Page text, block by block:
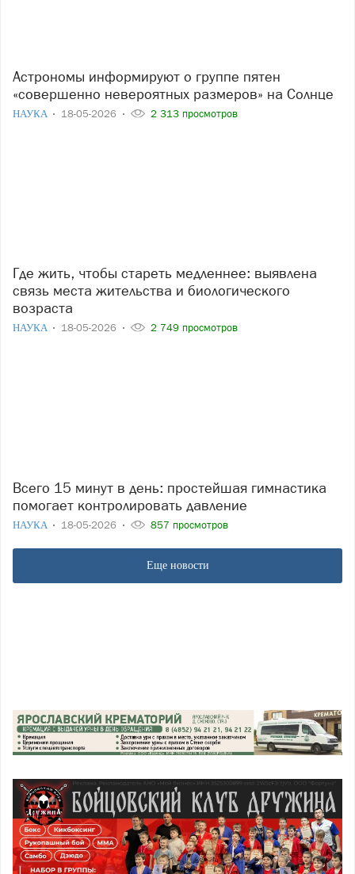
Астрономы информируют о группе пятен
«совершенно невероятных размеров» на Солнце
НАУКА 18-05-2026 2 313 просмотров
Где жить, чтобы стареть медленнее: выявлена
связь места жительства и биологического
возраста
НАУКА 18-05-2026 2 749 просмотров
Всего 15 минут в день: простейшая гимнастика
помогает контролировать давление
НАУКА 18-05-2026 857 просмотров
Еще новости